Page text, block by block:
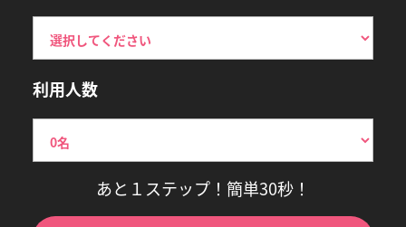
利用人数
あと１ステップ！簡単30秒！